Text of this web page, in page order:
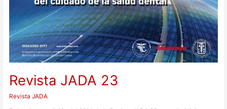
Revista JADA 23
Revista JADA